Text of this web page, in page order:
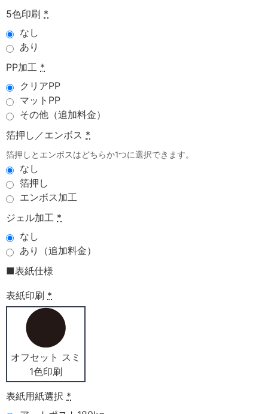
5色印刷 *
なし
あり
PP加工 *
クリアPP
マットPP
その他（追加料金）
箔押し／エンボス *
箔押しとエンボスはどちらか1つに選択できます。
なし
箔押し
エンボス加工
ジェル加工 *
なし
あり（追加料金）
■表紙仕様
表紙印刷 *
オフセット スミ
1色印刷
表紙用紙選択 *